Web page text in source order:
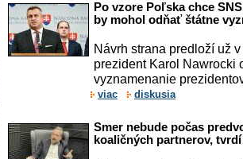
Po vzore Poľska chce
by mohol odňať štátne
Návrh strana predloží už
prezident Karol Nawrocki
vyznamenanie
viac diskusia
Smer nebude počas
koaličných partnerov,